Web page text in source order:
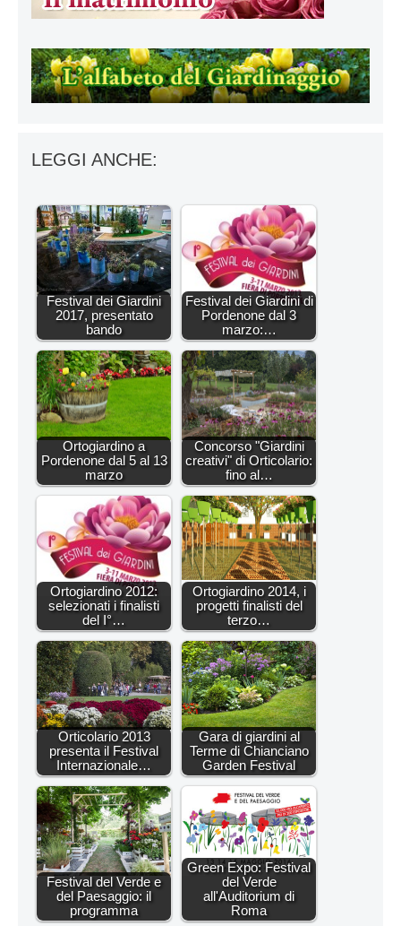
LEGGI ANCHE:
Festival dei Giardini
2017, presentato
bando
Festival dei Giardini di
Pordenone dal 3
marzo:…
Ortogiardino a
Pordenone dal 5 al 13
marzo
Concorso "Giardini
creativi" di Orticolario:
fino al…
Ortogiardino 2012:
selezionati i finalisti
del I°…
Ortogiardino 2014, i
progetti finalisti del
terzo…
Orticolario 2013
presenta il Festival
Internazionale…
Gara di giardini al
Terme di Chianciano
Garden Festival
Festival del Verde e
del Paesaggio: il
programma
Green Expo: Festival
del Verde
all'Auditorium di
Roma